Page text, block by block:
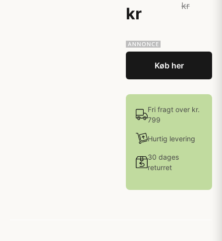
kr
kr
Køb her
Fri fragt over kr.
799
Hurtig levering
30 dages
returret